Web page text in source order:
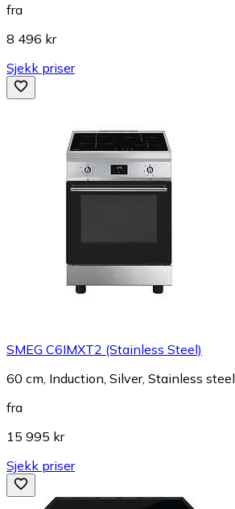
fra
8 496 kr
Sjekk priser
SMEG C6IMXT2 (Stainless Steel)
60 cm, Induction, Silver, Stainless steel
fra
15 995 kr
Sjekk priser